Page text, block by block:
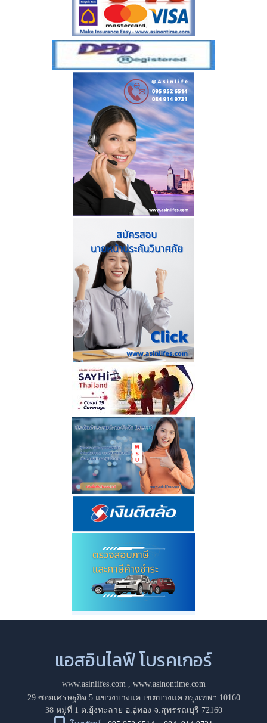
แอสอินไลฟ์ โบรคเกอร์
www.asinlifes.com, www.asinontime.com
29 ซอยเศรษฐกิจ 5 แขวงบางแค เขตบางแค กรุงเทพฯ 10160
38 หมู่ที่ 1 ต.ยุ้งทะลาย อ.อู่ทอง จ.สุพรรณบุรี 72160